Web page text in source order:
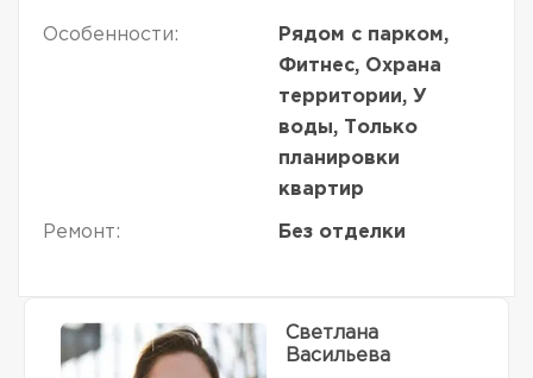
Особенности:
Рядом с парком,
Фитнес, Охрана
территории, У
воды, Только
планировки
квартир
Ремонт: Без отделки
Светлана
Васильева